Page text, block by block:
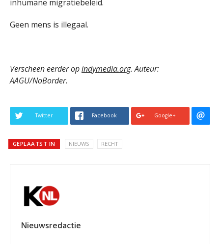
inhumane migratiebeleid.
Geen mens is illegaal.
Verscheen eerder opindymedia.org. Auteur:
AAGU/NoBorder.
Twitter Facebook Google+
GEPLAATST IN NIEUWS RECHT
Nieuwsredactie